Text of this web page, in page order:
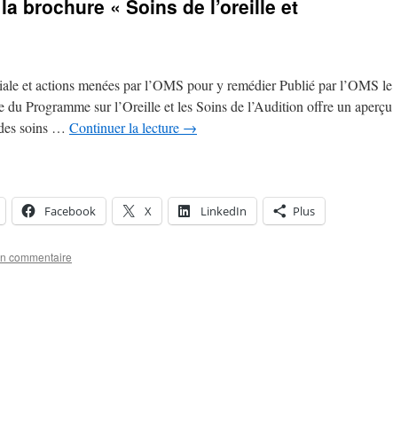
brochure « Soins de l’oreille et
et actions menées par l’OMS pour y remédier Publié par l’OMS le
Programme sur l’Oreille et les Soins de l’Audition offre un aperçu
soins … Continuer la lecture →
Facebook X LinkedIn Plus
commentaire